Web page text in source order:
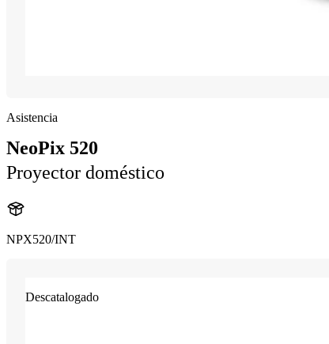
Asistencia
NeoPix 520
Proyector doméstico
NPX520/INT
Descatalogado